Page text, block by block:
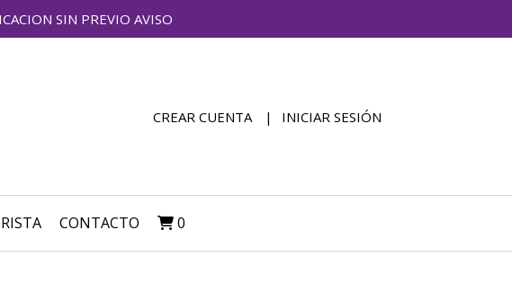
SIN PREVIO AVISO
CREAR CUENTA INICIAR SESIÓN
CONTACTO 0